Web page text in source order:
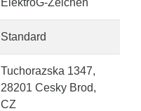
ElektroG-Zeichen
Standard
Tuchorazska 1347,
28201 Cesky Brod,
CZ